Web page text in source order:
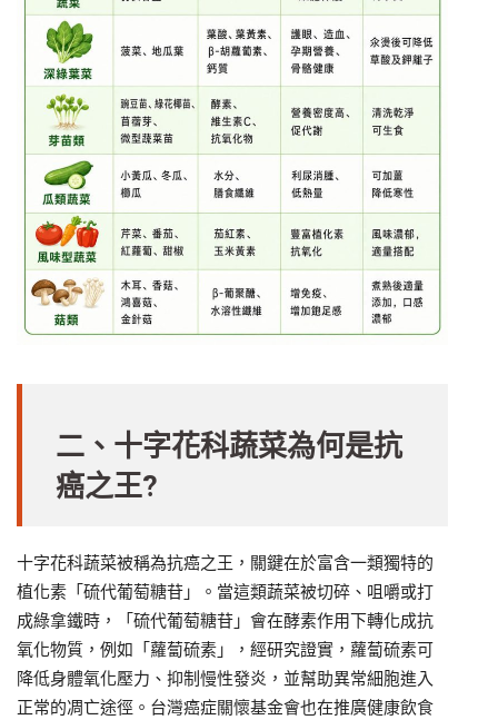
二、十字花科蔬菜為何是抗
癌之王?
十字花科蔬菜被稱為抗癌之王，關鍵在於富含一類獨特的
植化素「硫代葡萄糖苷」。當這類蔬菜被切碎、咀嚼或打
成綠拿鐵時，「硫代葡萄糖苷」會在酵素作用下轉化成抗
氧化物質，例如「蘿蔔硫素」，經研究證實，蘿蔔硫素可
降低身體氧化壓力、抑制慢性發炎，並幫助異常細胞進入
正常的凋亡途徑。台灣癌症關懷基金會也在推廣健康飲食